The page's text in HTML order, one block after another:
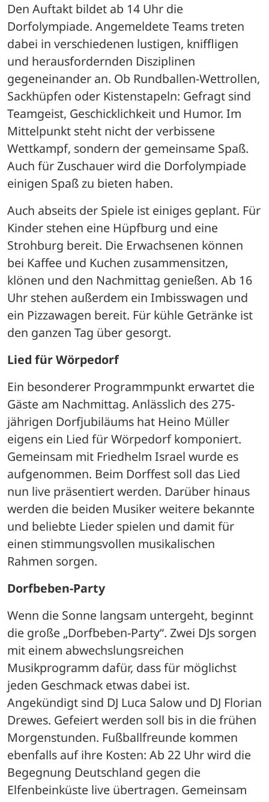
Den Auftakt bildet ab 14 Uhr die
Dorfolympiade. Angemeldete Teams treten
dabei in verschiedenen lustigen, kniffligen
und herausfordernden Disziplinen
gegeneinander an. Ob Rundballen-Wettrollen,
Sackhüpfen oder Kistenstapeln: Gefragt sind
Teamgeist, Geschicklichkeit und Humor. Im
Mittelpunkt steht nicht der verbissene
Wettkampf, sondern der gemeinsame Spaß.
Auch für Zuschauer wird die Dorfolympiade
einigen Spaß zu bieten haben.
Auch abseits der Spiele ist einiges geplant. Für
Kinder stehen eine Hüpfburg und eine
Strohburg bereit. Die Erwachsenen können
bei Kaffee und Kuchen zusammensitzen,
klönen und den Nachmittag genießen. Ab 16
Uhr stehen außerdem ein Imbisswagen und
ein Pizzawagen bereit. Für kühle Getränke ist
den ganzen Tag über gesorgt.
Lied für Wörpedorf
Ein besonderer Programmpunkt erwartet die
Gäste am Nachmittag. Anlässlich des 275-
jährigen Dorfjubiläums hat Heino Müller
eigens ein Lied für Wörpedorf komponiert.
Gemeinsam mit Friedhelm Israel wurde es
aufgenommen. Beim Dorffest soll das Lied
nun live präsentiert werden. Darüber hinaus
werden die beiden Musiker weitere bekannte
und beliebte Lieder spielen und damit für
einen stimmungsvollen musikalischen
Rahmen sorgen.
Dorfbeben-Party
Wenn die Sonne langsam untergeht, beginnt
die große „Dorfbeben-Party“. Zwei DJs sorgen
mit einem abwechslungsreichen
Musikprogramm dafür, dass für möglichst
jeden Geschmack etwas dabei ist.
Angekündigt sind DJ Luca Salow und DJ Florian
Drewes. Gefeiert werden soll bis in die frühen
Morgenstunden. Fußballfreunde kommen
ebenfalls auf ihre Kosten: Ab 22 Uhr wird die
Begegnung Deutschland gegen die
Elfenbeinküste live übertragen. Gemeinsam